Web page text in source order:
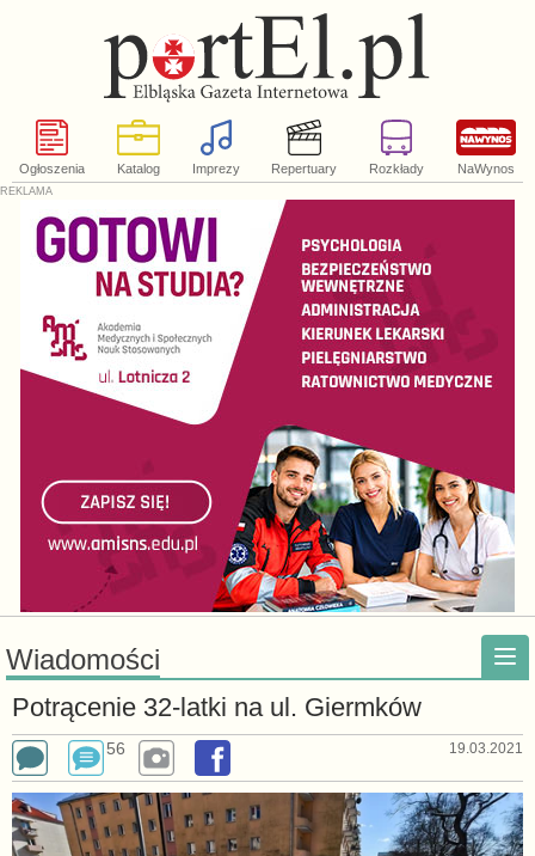
Ogłoszenia Katalog Imprezy Repertuary Rozkłady NaWynos
Wiadomości
Potrącenie 32-latki na ul. Giermków
56 19.03.2021